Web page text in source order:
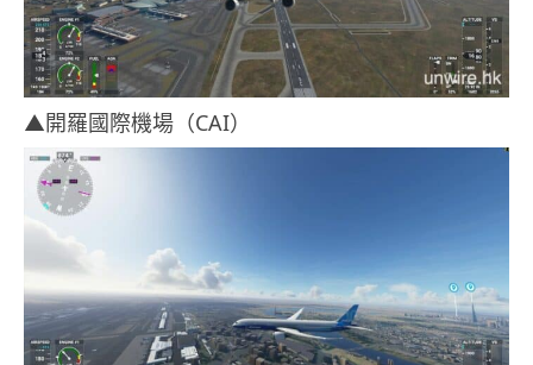
▲開羅國際機場（CAI）